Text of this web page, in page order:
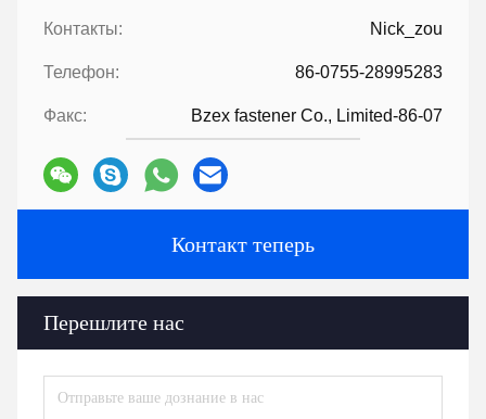
Контакты: Nick_zou
Телефон: 86-0755-28995283
Факс: Bzex fastener Co., Limited-86-07
Контакт теперь
Перешлите нас